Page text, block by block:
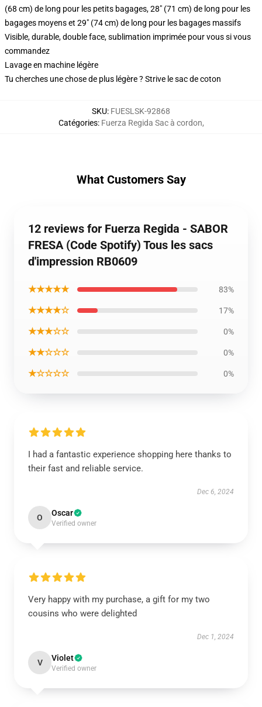
(68 cm) de long pour les petits bagages, 28" (71 cm) de long pour les
bagages moyens et 29" (74 cm) de long pour les bagages massifs
Visible, durable, double face, sublimation imprimée pour vous si vous
commandez
Lavage en machine légère
Tu cherches une chose de plus légère ? Strive le sac de coton
SKU: FUESLSK-92868
Catégories: Fuerza Regida Sac à cordon,
What Customers Say
12 reviews for Fuerza Regida - SABOR
FRESA (Code Spotify) Tous les sacs
d'impression RB0609
★★★★★ 83%
★★★★☆ 17%
★★★☆☆ 0%
★★☆☆☆ 0%
★☆☆☆☆ 0%
I had a fantastic experience shopping here thanks to
their fast and reliable service.
Dec 6, 2024
O Oscar
Verified owner
Very happy with my purchase, a gift for my two
cousins who were delighted
Dec 1, 2024
V Violet
Verified owner